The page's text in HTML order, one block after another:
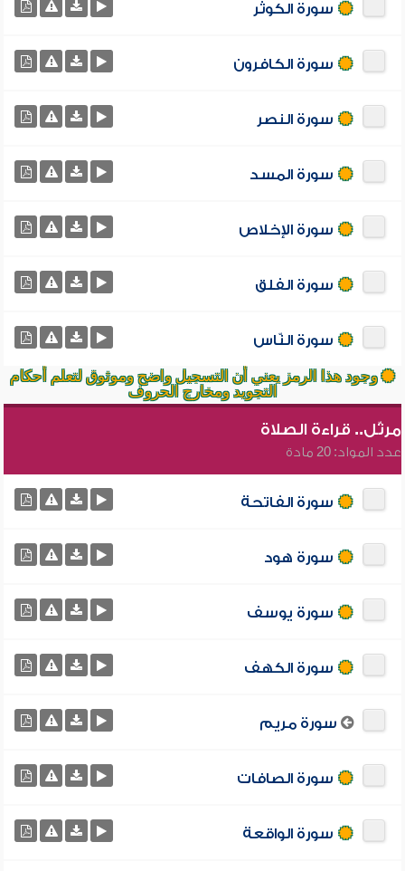
سورة الكوثر
سورة الكافرون
سورة النصر
سورة المسد
سورة الإخلاص
سورة الفلق
سورة النّاس
وجود هذا الرمز يعني أن التسجيل واضح وموثوق لتعلم أحكام
التجويد ومخارج الحروف
مرتّل.. قراءة الصلاة
عدد المواد: 20 مادة
سورة الفاتحة
سورة هود
سورة يوسف
سورة الكهف
سورة مريم
سورة الصافات
سورة الواقعة